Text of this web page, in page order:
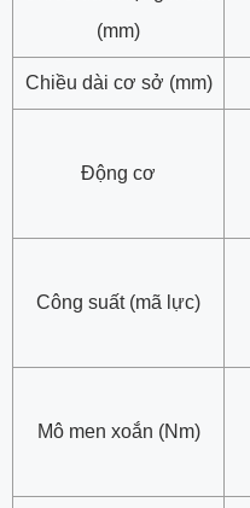
(mm)
Chiều dài cơ sở (mm)
Động cơ
Công suất (mã lực)
Mô men xoắn (Nm)